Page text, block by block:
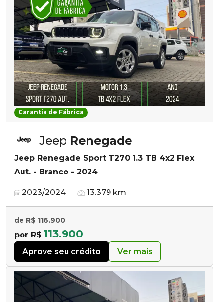
Garantia de Fábrica
Jeep Renegade
Jeep Renegade Sport T270 1.3 TB 4x2 Flex
Aut. - Branco - 2024
2023/2024 13.379 km
de R$ 116.900
por R$ 113.900
Aprove seu crédito Ver mais